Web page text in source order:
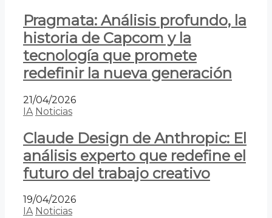
Pragmata: Análisis profundo, la
historia de Capcom y la
tecnología que promete
redefinir la nueva generación
21/04/2026
IA Noticias
Claude Design de Anthropic: El
análisis experto que redefine el
futuro del trabajo creativo
19/04/2026
IA Noticias